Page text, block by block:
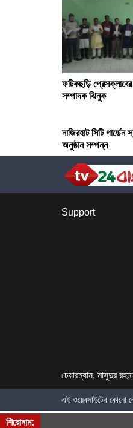
ফটিকছড়ি
সম্পাদক ঝিনুক
নাজিরহাট সিটি
অনুষ্ঠান সম্পন্ন
Support
চেয়ারম্যান, মাসুদুর
এই ওয়েবসাইটের কোনো
শিরোনাম: